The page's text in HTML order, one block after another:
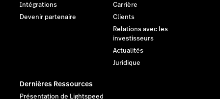
Intégrations
Devenir partenaire
Carrière
Clients
Relations avec les
investisseurs
Actualités
Juridique
Dernières Ressources
Présentation de Lightspeed